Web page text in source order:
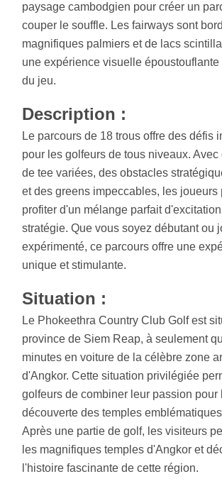
paysage cambodgien pour créer un
couper le souffle. Les fairways sont
magnifiques palmiers et de lacs
une expérience visuelle époustouflante
du jeu.
Description :
Le parcours de 18 trous offre des défis
pour les golfeurs de tous niveaux.
de tee variées, des obstacles
et des greens impeccables, les joueurs
profiter d'un mélange parfait
stratégie. Que vous soyez débutant ou
expérimenté, ce parcours offre une
unique et stimulante.
Situation :
Le Phokeethra Country Club Golf est
province de Siem Reap, à seulement
minutes en voiture de la célèbre zone
d'Angkor. Cette situation privilégiée
golfeurs de combiner leur passion pour
découverte des temples
Après une partie de golf, les visiteurs
les magnifiques temples d'Angkor et
l'histoire fascinante de cette région.